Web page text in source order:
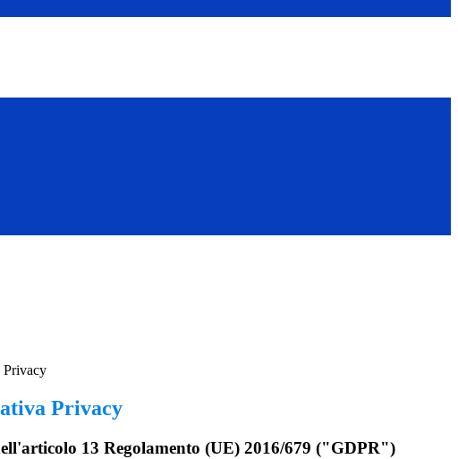
Privacy
Privacy
13 Regolamento (UE) 2016/679 ("GDPR")